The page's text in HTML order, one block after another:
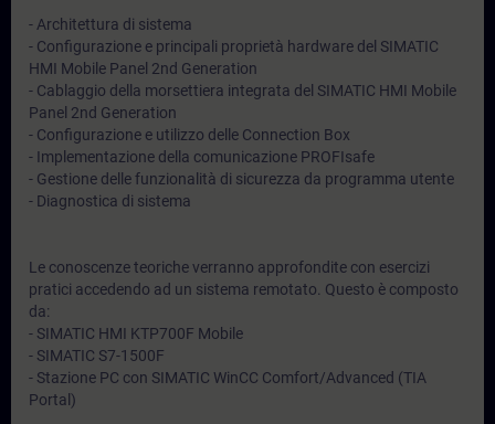
- Architettura di sistema
- Configurazione e principali proprietà hardware del SIMATIC
HMI Mobile Panel 2nd Generation
- Cablaggio della morsettiera integrata del SIMATIC HMI Mobile
Panel 2nd Generation
- Configurazione e utilizzo delle Connection Box
- Implementazione della comunicazione PROFIsafe
- Gestione delle funzionalità di sicurezza da programma utente
- Diagnostica di sistema
Le conoscenze teoriche verranno approfondite con esercizi
pratici accedendo ad un sistema remotato. Questo è composto
da:
- SIMATIC HMI KTP700F Mobile
- SIMATIC S7-1500F
- Stazione PC con SIMATIC WinCC Comfort/Advanced (TIA
Portal)